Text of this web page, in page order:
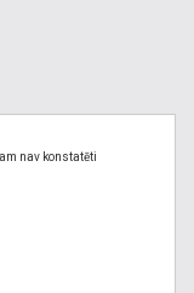
nav konstatēti